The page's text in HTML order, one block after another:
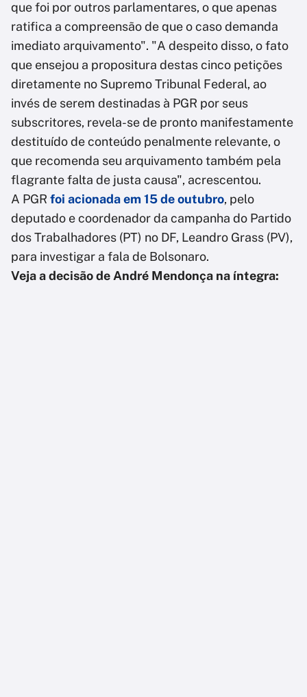
que foi por outros parlamentares, o que apenas
ratifica a compreensão de que o caso demanda
imediato arquivamento". "A despeito disso, o fato
que ensejou a propositura destas cinco petições
diretamente no Supremo Tribunal Federal, ao
invés de serem destinadas à PGR por seus
subscritores, revela-se de pronto manifestamente
destituído de conteúdo penalmente relevante, o
que recomenda seu arquivamento também pela
flagrante falta de justa causa", acrescentou.
A PGR foi acionada em 15 de outubro, pelo
deputado e coordenador da campanha do Partido
dos Trabalhadores (PT) no DF, Leandro Grass (PV),
para investigar a fala de Bolsonaro.
Veja a decisão de André Mendonça na íntegra: